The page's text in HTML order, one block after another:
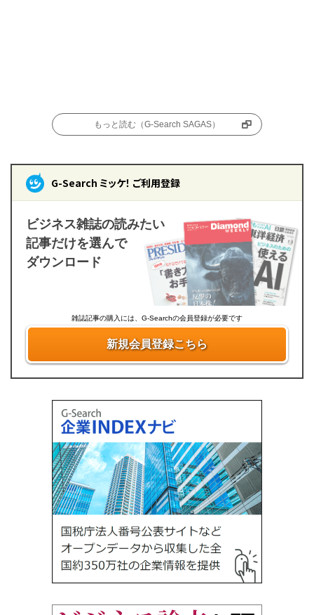
もっと読む（G-Search SAGAS）
G-Search ミッケ！ ご利用登録
ビジネス雑誌の読みたい
記事だけを選んで
ダウンロード
雑誌記事の購入には、G-Searchの会員登録が必要です
新規会員登録こちら